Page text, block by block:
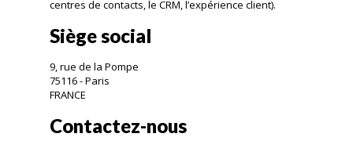
centres de contacts, le CRM, l’expérience client).
Siège social
9, rue de la Pompe
75116 - Paris
FRANCE
Contactez-nous